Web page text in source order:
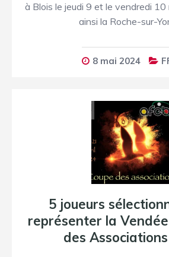
à Blois le jeudi 9 et le vendredi 10
ainsi la Roche-sur-
8 mai 2024
5 joueurs
représenter la
des